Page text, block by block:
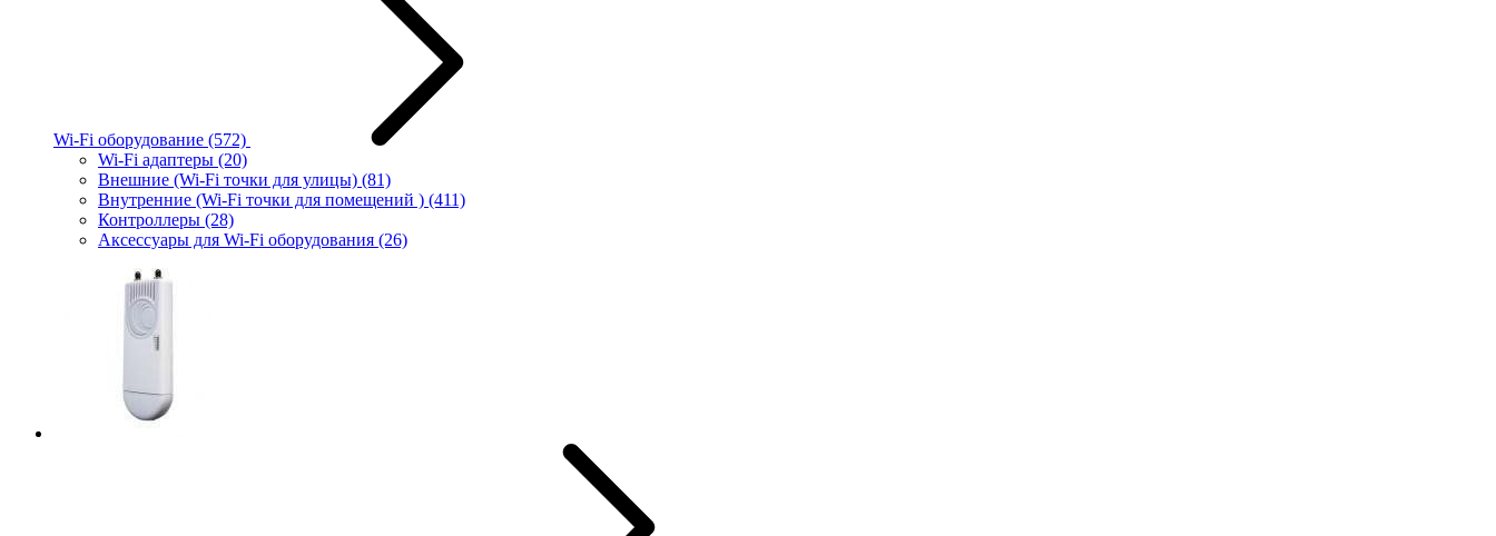
Wi-Fi оборудование (572)
Wi-Fi адаптеры (20)
Внешние (Wi-Fi точки для улицы) (81)
Внутренние (Wi-Fi точки для помещений ) (411)
Контроллеры (28)
Аксессуары для Wi-Fi оборудования (26)